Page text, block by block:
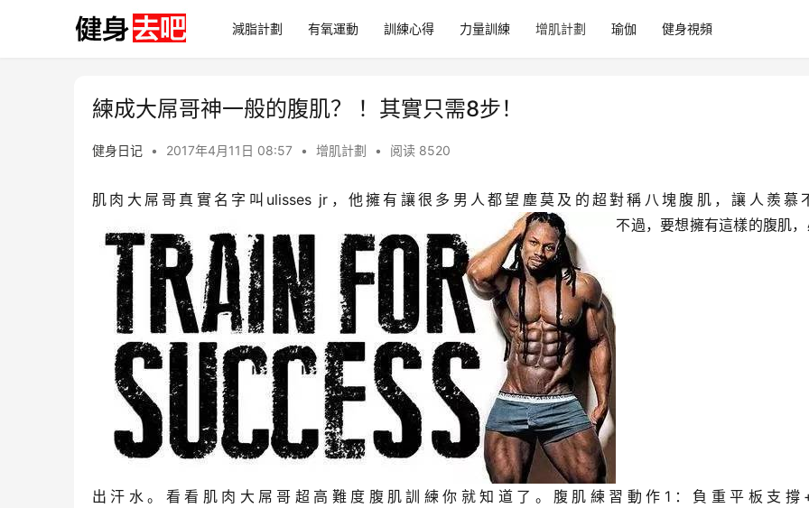
減脂計劃 有氧運動 訓練心得 力量訓練 增肌計劃 瑜伽 健身視頻
練成大屌哥神一般的腹肌？ ！其實只需8步！
健身日记 • 2017年4月11日 08:57 • 增肌計劃 • 阅读 8520
肌肉大屌哥真實名字叫ulisses jr，他擁有讓很多男人都望塵莫及的超對稱八塊腹肌，讓人羨慕
不過，要想擁有這樣的腹肌
出汗水。看看肌肉大屌哥超高難度腹肌訓練你就知道了。腹肌練習動作1：負重平板支撐